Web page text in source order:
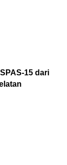
15 dari